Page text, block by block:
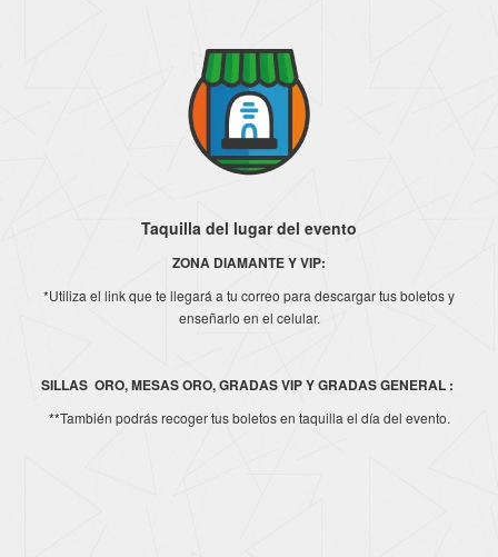
Taquilla del lugar del evento
ZONA DIAMANTE Y VIP:
*Utiliza el link que te llegará a tu correo para descargar tus boletos y
enseñarlo en el celular.
SILLAS ORO, MESAS ORO, GRADAS VIP Y GRADAS GENERAL :
**También podrás recoger tus boletos en taquilla el día del evento.